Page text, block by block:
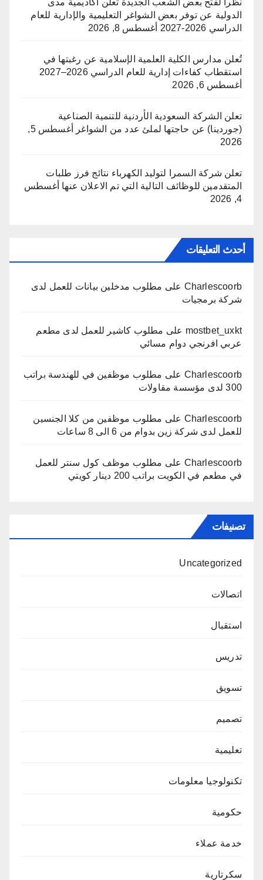
نظرا لفتح بعض الشعب الجديدة تعلن أكاديمية مدى
الدولية عن توفر بعض الشواغر التعليمية والإدارية للعام
الدراسي 2026-2027
أغسطس 8, 2026
تُعلن مدارس الكلية العلمية الإسلامية عن رغبتها في
استقطاب كفاءات إدارية للعام الدراسي 2026–2027
أغسطس 6, 2026
تعلن الشركة السعودية الأردنية للتنمية الصناعية
(جوردينا) عن حاجتها لملئ عدد من الشواغر
أغسطس 5,
2026
تعلن شركة السمرا لتوليد الكهرباء نتائج فرز طلبات
المتقدمين للوظائف التالية التي تم الاعلان عنها أغسطس
4, 2026
أحدث التعليقات
Charlescoorb على مطلوب مدخلين بيانات للعمل لدى
شركة برمجيات
mostbet_uxkt على مطلوب كاشير للعمل لدى مطعم
عربي افرنجي دوام مسائي
Charlescoorb على مطلوب موظفين في للهندسة براتب
300 لدى مؤسسة مقاولات
Charlescoorb على مطلوب موظفين من كلا الجنسين
للعمل لدى شركة زين بدوام من 6 الى 8 ساعات
Charlescoorb على مطلوب موظف كول سنتر للعمل
في مطعم في الكويت براتب 200 دينار كويتي
تصنيفات
Uncategorized
اتصالات
استقبال
تدريس
تسويق
تصميم
تعليمية
تكنولوجيا معلومات
حكومية
خدمة عملاء
سكرتارية